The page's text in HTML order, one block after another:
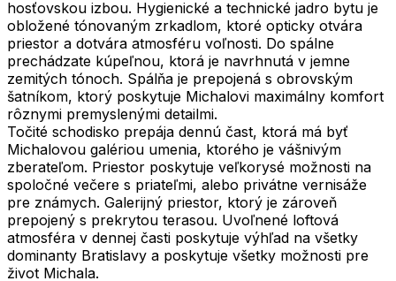
hosťovskou izbou. Hygienické a technické jadro bytu je
obložené tónovaným zrkadlom, ktoré opticky otvára
priestor a dotvára atmosféru voľnosti. Do spálne
prechádzate kúpeľnou, ktorá je navrhnutá v jemne
zemitých tónoch. Spálňa je prepojená s obrovským
šatníkom, ktorý poskytuje Michalovi maximálny komfort
rôznymi premyslenými detailmi.
Točité schodisko prepája dennú čast, ktorá má byť
Michalovou galériou umenia, ktorého je vášnivým
zberateľom. Priestor poskytuje veľkorysé možnosti na
spoločné večere s priateľmi, alebo privátne vernisáže
pre známych. Galerijný priestor, ktorý je zároveň
prepojený s prekrytou terasou. Uvoľnené loftová
atmosféra v dennej časti poskytuje výhľad na všetky
dominanty Bratislavy a poskytuje všetky možnosti pre
život Michala.